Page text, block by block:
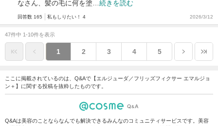
なさん、髪の毛に何を塗… 続きを読む
回答数 165 私もしりたい！ 4 2026/3/12
47件中 1-10件を表示
1 2 3 4 5
ここに掲載されているのは、Q&Aで【エルジューダ／フリッズフィクサー エマルジョ
ン＋】に関する投稿を抜粋したものです。
Q&Aは美容のことならなんでも解決できるみんなのコミュニティサービスです。美容